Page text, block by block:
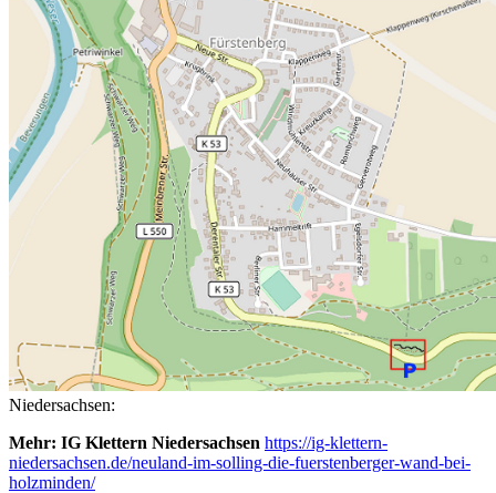
Niedersachsen:
Mehr: IG Klettern Niedersachsen https://ig-klettern-
niedersachsen.de/neuland-im-solling-die-fuerstenberger-wand-bei-
holzminden/